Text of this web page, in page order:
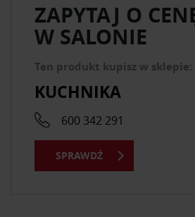
ZAPYTAJ O
W SALONIE
Ten produkt kupisz w sklepie:
KUCHNIKA
600 342 291
SPRAWDŹ